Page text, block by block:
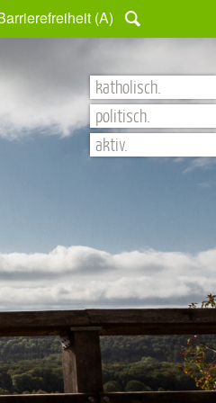
(A)
katholisch.
politisch.
aktiv.